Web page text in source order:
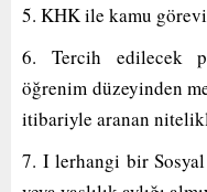
5. KHK ile kamu
6. Tercih edilecek
öğrenim düzeyinden
itibariyle aranan
7. I lerhangi bir